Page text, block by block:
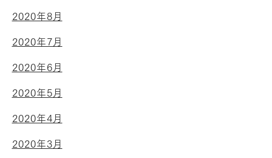
2020年8月
2020年7月
2020年6月
2020年5月
2020年4月
2020年3月